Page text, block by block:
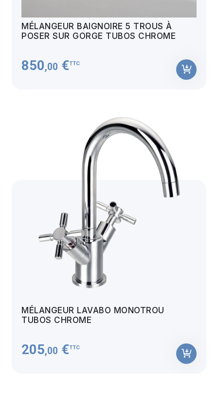
MÉLANGEUR BAIGNOIRE 5 TROUS À
POSER SUR GORGE TUBOS CHROME
850,00 €TTC
MÉLANGEUR LAVABO MONOTROU
TUBOS CHROME
205,00 €TTC